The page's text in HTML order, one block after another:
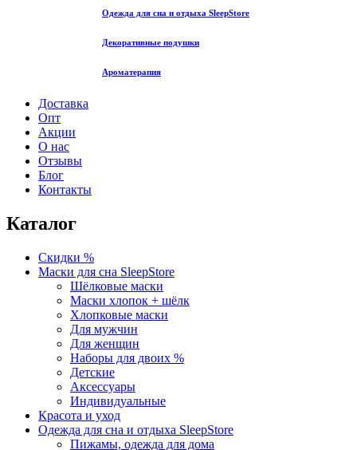
Одежда для сна и отдыха SleepStore
Декоративные подушки
Ароматерапия
Доставка
Опт
Акции
О нас
Отзывы
Блог
Контакты
Каталог
Скидки %
Маски для сна SleepStore
Шёлковые маски
Маски хлопок + шёлк
Хлопковые маски
Для мужчин
Для женщин
Наборы для двоих %
Детские
Аксессуары
Индивидуальные
Красота и уход
Одежда для сна и отдыха SleepStore
Пижамы, одежда для дома